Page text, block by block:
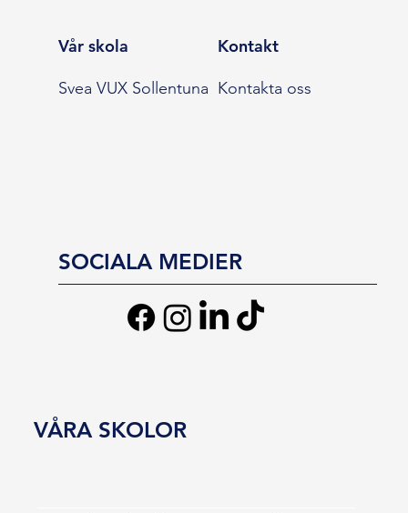
Vår skola
Svea VUX Sollentuna
Kontakt
Kontakta oss
SOCIALA MEDIER
VÅRA SKOLOR